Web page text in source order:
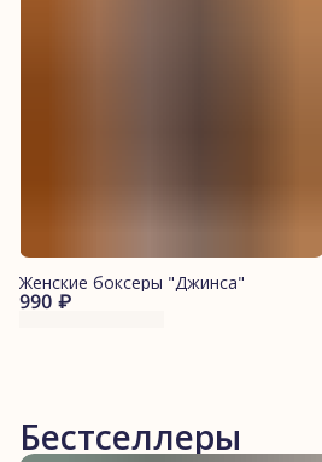
990 ₽
Женские боксеры "Джинса"
Бестселлеры